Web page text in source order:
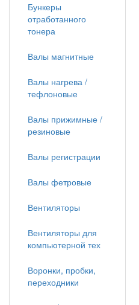
Бункеры
отработанного
тонера
Валы магнитные
Валы нагрева /
тефлоновые
Валы прижимные /
резиновые
Валы регистрации
Валы фетровые
Вентиляторы
Вентиляторы для
компьютерной тех
Воронки, пробки,
переходники